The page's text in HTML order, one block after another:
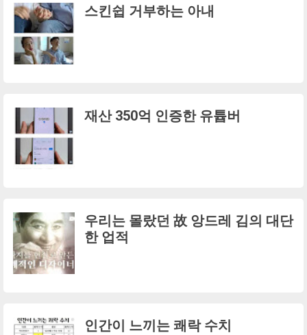
스킨쉽 거부하는 아내
재산 350억 인증한 유튭버
우리는 몰랐던 故 앙드레 김의 대단
한 업적
인간이 느끼는 쾌락 수치